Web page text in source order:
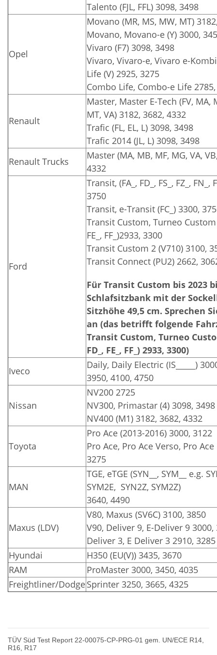
Talento (FJL, FFL) 3098, 3498
Opel
Movano (MR, MS, MW, MT)
Movano, Movano-e (Y) 3000,
Vivaro (F7) 3098, 3498
Vivaro, Vivaro-e, Vivaro e-
Life (V) 2925, 3275
Combo Life, Combo-e Life
Renault
Master, Master E-Tech (FV, MA,
MT, VA) 3182, 3682, 4332
Trafic (FL, EL, L) 3098, 3498
Trafic 2014 (JL, L) 3098, 3498
Renault Trucks
Master (MA, MB, MF, MG, VA,
4332
Ford
Transit, (FA_, FD_, FS_, FZ_, FN_,
3750
Transit, e-Transit (FC_) 3300,
Transit Custom, Turneo Custom
FE_, FF_)2933, 3300
Transit Custom 2 (V710) 3100,
Transit Connect (PU2) 2662,
Für Transit Custom bis 2023
Schlafsitzbank mit der
Sitzhöhe 49,5 cm. Sprechen
an (das betrifft folgende
Transit Custom, Turneo
FD_, FE_, FF_) 2933, 3300)
Iveco
Daily, Daily Electric (IS_____)
3950, 4100, 4750
Nissan
NV200 2725
NV300, Primastar (4) 3098, 3498
NV400 (M1) 3182, 3682, 4332
Toyota
Pro Ace (2013-2016) 3000, 3122
Pro Ace, Pro Ace Verso, Pro Ace
3275
MAN
TGE, eTGE (SYN__, SYM__ e.g.
SYM2E, SYN2Z, SYM2Z)
3640, 4490
Maxus (LDV)
V80, Maxus (SV6C) 3100, 3850
V90, Deliver 9, E-Deliver 9 3000,
Deliver 3, E Deliver 3 2910, 3285
Hyundai
H350 (EU(V)) 3435, 3670
RAM
ProMaster 3000, 3450, 4035
Freightliner/DodgeSprinter 3250, 3665, 4325
TÜV Süd Test Report 22-00075-CP-PRG-01 gem. UN/ECE R14,
R16, R17